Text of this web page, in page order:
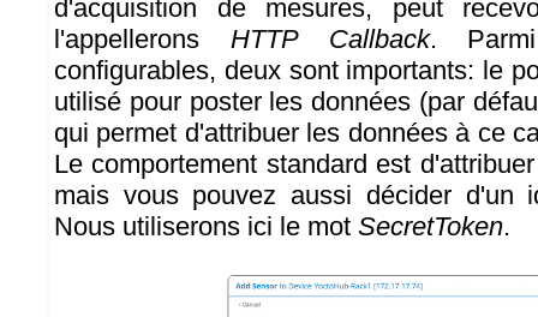
d'acquisition de mesures, peut
l'appellerons HTTP Callback.
configurables, deux sont importants: le
utilisé pour poster les données (par
qui permet d'attribuer les données à ce
Le comportement standard est
mais vous pouvez aussi décider d'un
Nous utiliserons ici le mot SecretToken.